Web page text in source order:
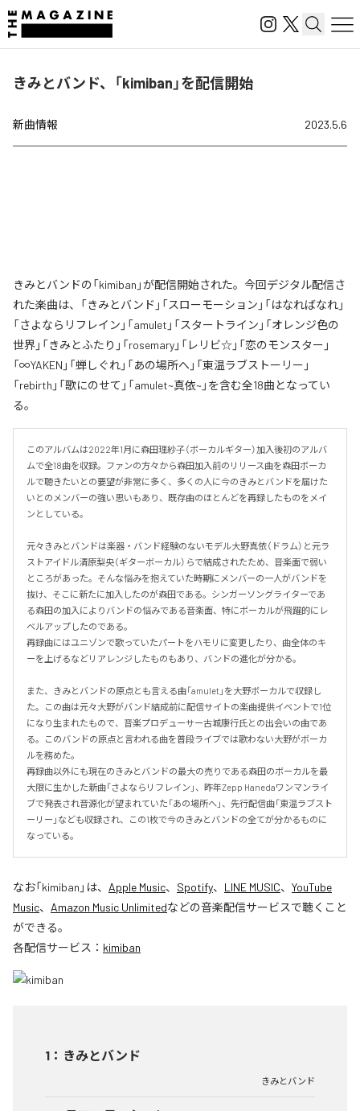
きみとバンド、「kimiban」を配信開始
新曲情報 2023.5.6
きみとバンドの「kimiban」が配信開始された。今回デジタル配信さ
れた楽曲は、「きみとバンド」「スローモーション」「はなればなれ」
「さよならリフレイン」「amulet」「スタートライン」「オレンジ色の
世界」「きみとふたり」「rosemary」「レリビ☆」「恋のモンスター」
「∞YAKEN」「蝉しぐれ」「あの場所へ」「東温ラブストーリー」
「rebirth」「歌にのせて」「amulet~真依~」を含む全18曲となってい
る。
このアルバムは2022年1月に森田理紗子（ボーカルギター）加入後初のアルバ
ムで全18曲を収録。ファンの方々から森田加入前のリリース曲を森田ボーカ
ルで聴きたいとの要望が非常に多く、多くの人に今のきみとバンドを届けた
いとのメンバーの強い思いもあり、既存曲のほとんどを再録したものをメイ
ンとしている。
元々きみとバンドは楽器・バンド経験のないモデル大野真依（ドラム）と元ラ
ストアイドル清原梨央（ギターボーカル）らで結成されたため、音楽面で弱い
ところがあった。そんな悩みを抱えていた時期にメンバーの一人がバンドを
抜け、そこに新たに加入したのが森田である。シンガーソングライターであ
る森田の加入によりバンドの悩みである音楽面、特にボーカルが飛躍的にレ
ベルアップしたのである。
再録曲にはユニゾンで歌っていたパートをハモリに変更したり、曲全体のキ
ーを上げるなどリアレンジしたものもあり、バンドの進化が分かる。
また、きみとバンドの原点とも言える曲「amulet」を大野ボーカルで収録し
た。この曲は元々大野がバンド結成前に配信サイトの楽曲提供イベントで1位
になり生まれたもので、音楽プロデューサー古城康行氏との出会いの曲であ
る。このバンドの原点と言われる曲を普段ライブでは歌わない大野がボーカ
ルを務めた。
再録曲以外にも現在のきみとバンドの最大の売りである森田のボーカルを最
大限に生かした新曲「さよならリフレイン」、昨年Zepp Hanedaワンマンライ
ブで発表され音源化が望まれていた「あの場所へ」、先行配信曲「東温ラブスト
ーリー」なども収録され、この1枚で今のきみとバンドの全てが分かるものに
なっている。
なお「kimiban 」は、 Apple Music、 Spotify、 LINE MUSIC、 YouTube
Music、 Amazon Music Unlimitedなどの音楽配信サービスで聴くこと
ができる。
各配信サービス： kimiban
1 ： きみとバンド
きみとバンド